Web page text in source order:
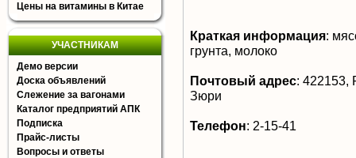
Цены на витамины в Китае
УЧАСТНИКАМ
Демо версии
Доска объявлений
Слежение за вагонами
Каталог предприятий АПК
Подписка
Прайс-листы
Вопросы и ответы
Краткая информация:
грунта, молоко
Почтовый адрес: 422153,
Зюри
Телефон: 2-15-41